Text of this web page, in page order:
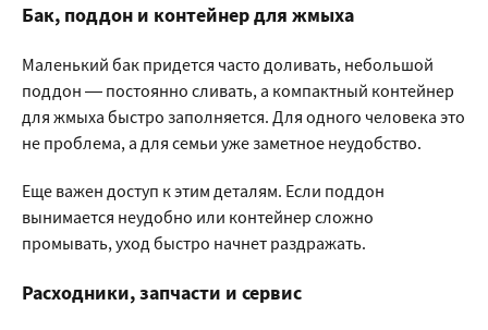
Бак, поддон и контейнер для жмыха
Маленький бак придется часто доливать, небольшой
поддон — постоянно сливать, а компактный контейнер
для жмыха быстро заполняется. Для одного человека это
не проблема, а для семьи уже заметное неудобство.
Еще важен доступ к этим деталям. Если поддон
вынимается неудобно или контейнер сложно
промывать, уход быстро начнет раздражать.
Расходники, запчасти и сервис